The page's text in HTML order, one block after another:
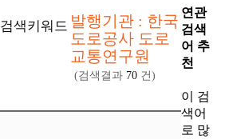
검색키워드 발행기관 : 한국
도로공사 도로
교통연구원
(검색결과 70 건)
연관
검색
어 추
천
이 검
색어
로 많